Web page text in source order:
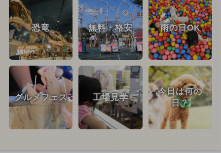
恐竜 無料・格安 雨の日OK
グルメフェス 工場見学
今日は何の
日？